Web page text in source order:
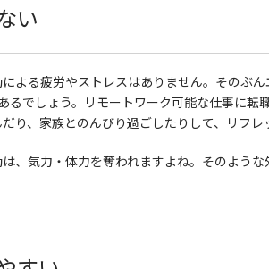
い
よる疲労やストレスはありません。そのぶ
るでしょう。リモートワーク可能な仕事に
り、家族とのんびり過ごしたりして、リフ
、気力・体力を奪われますよね。そのよう